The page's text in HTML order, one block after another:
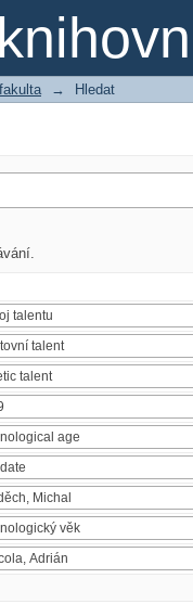
→ Hledat